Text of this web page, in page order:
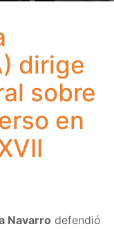
los siglos XVI y
dirige
sobre
en
Navarro defendió